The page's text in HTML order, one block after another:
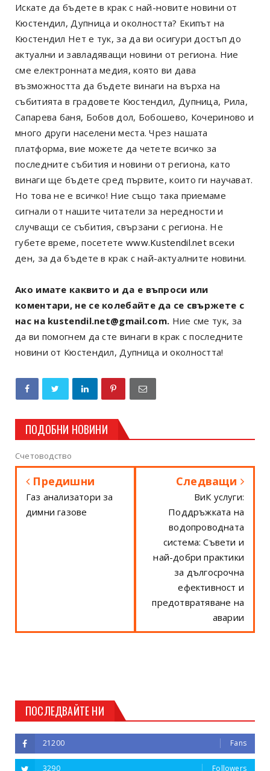
Искате да бъдете в крак с най-новите новини от
Кюстендил, Дупница и околността? Екипът на
Кюстендил Нет е тук, за да ви осигури достъп до
актуални и завладяващи новини от региона. Ние
сме електронната медия, която ви дава
възможността да бъдете винаги на върха на
събитията в градовете Кюстендил, Дупница, Рила,
Сапарева баня, Бобов дол, Бобошево, Кочериново и
много други населени места. Чрез нашата
платформа, вие можете да четете всичко за
последните събития и новини от региона, като
винаги ще бъдете сред първите, които ги научават.
Но това не е всичко! Ние също така приемаме
сигнали от нашите читатели за нередности и
случващи се събития, свързани с региона. Не
губете време, посетете www.Kustendil.net всеки
ден, за да бъдете в крак с най-актуалните новини.
Ако имате каквито и да е въпроси или
коментари, не се колебайте да се свържете с
нас на kustendil.net@gmail.com. Ние сме тук, за
да ви помогнем да сте винаги в крак с последните
новини от Кюстендил, Дупница и околността!
ПОДОБНИ НОВИНИ
Счетоводство
Предишни
Газ анализатори за
димни газове
Следващи
ВиК услуги:
Поддръжката на
водопроводната
система: Съвети и
най-добри практики
за дългосрочна
ефективност и
предотвратяване на
аварии
ПОСЛЕДВАЙТЕ НИ
21200 Fans
3290 Followers